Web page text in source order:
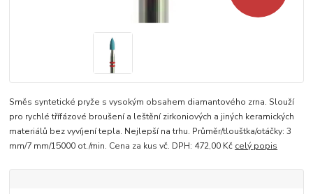
Směs syntetické pryže s vysokým obsahem diamantového zrna. Slouží
pro rychlé třífázové broušení a leštění zirkoniových a jiných keramických
materiálů bez vyvíjení tepla. Nejlepší na trhu. Průměr/tlouštka/otáčky: 3
mm/7 mm/15000 ot./min. Cena za kus vč. DPH: 472,00 Kč celý popis